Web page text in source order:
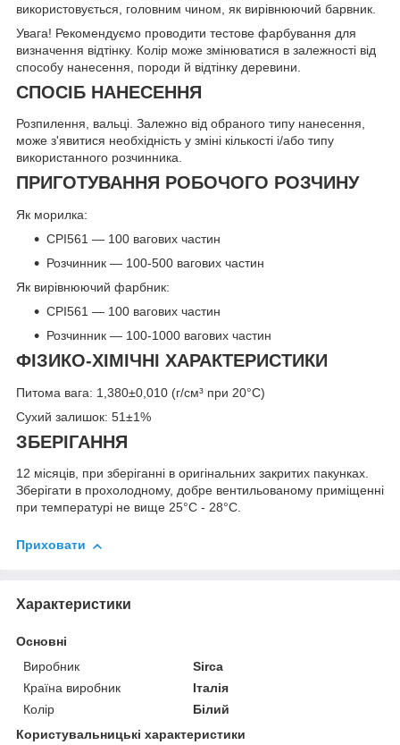
використовується, головним чином, як вирівнюючий барвник.
Увага! Рекомендуємо проводити тестове фарбування для
визначення відтінку. Колір може змінюватися в залежності від
способу нанесення, породи й відтінку деревини.
СПОСІБ НАНЕСЕННЯ
Розпилення, вальці. Залежно від обраного типу нанесення,
може з'явитися необхідність у зміні кількості і/або типу
використанного розчинника.
ПРИГОТУВАННЯ РОБОЧОГО РОЗЧИНУ
Як морилка:
CРI561 — 100 вагових частин
Розчинник — 100-500 вагових частин
Як вирівнюючий фарбник:
CРI561 — 100 вагових частин
Розчинник — 100-1000 вагових частин
ФІЗИКО-ХІМІЧНІ ХАРАКТЕРИСТИКИ
Питома вага: 1,380±0,010 (г/см³ при 20°C)
Сухий залишок: 51±1%
ЗБЕРІГАННЯ
12 місяців, при зберіганні в оригінальних закритих пакунках.
Зберігати в прохолодному, добре вентильованому приміщенні
при температурі не вище 25°С - 28°С.
Приховати
Характеристики
Основні
Виробник
Sirca
Країна виробник
Італія
Колір
Білий
Користувальницькі характеристики